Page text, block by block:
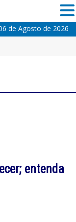
de Agosto de 2026
entenda